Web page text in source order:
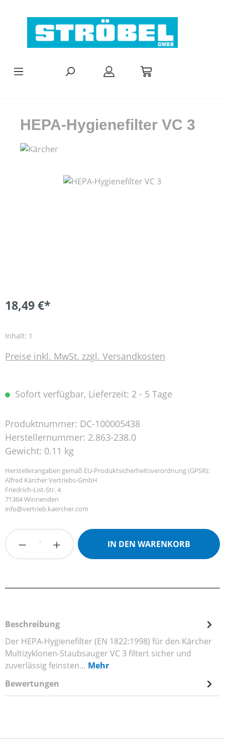
HEPA-Hygienefilter VC 3
Bildergalerie überspringen
18,49 €*
Inhalt: 1
Preise inkl. MwSt. zzgl. Versandkosten
Sofort verfügbar, Lieferzeit: 2 - 5 Tage
Produktnummer: DC-100005438
Herstellernummer: 2.863-238.0
Gewicht: 0.11 kg
Herstellerangaben gemäß EU-Produktsicherheitsverordnung (GPSR):
Alfred Kärcher Vertriebs-GmbH
Friedrich-List-Str. 4
71364 Winnenden
info@vertrieb.kaercher.com
Produkt Anzahl: Gib den gewünschten
IN DEN WARENKORB
Beschreibung
Der HEPA-Hygienefilter (EN 1822:1998) für den Kärcher
Multizyklonen-Staubsauger VC 3 filtert sicher und
zuverlässig feinsten… Mehr
Bewertungen